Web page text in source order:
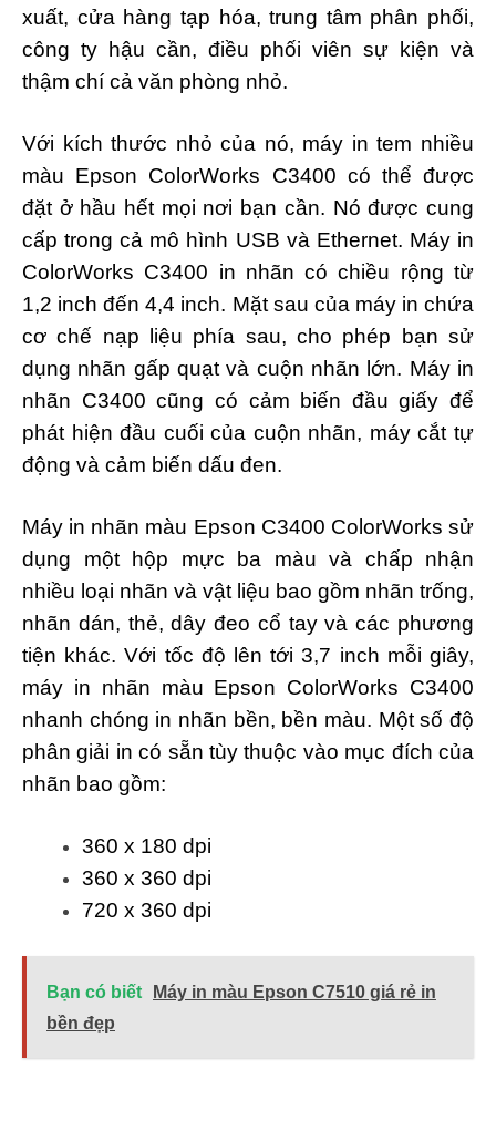
xuất, cửa hàng tạp hóa, trung tâm phân phối,
công ty hậu cần, điều phối viên sự kiện và
thậm chí cả văn phòng nhỏ.
Với kích thước nhỏ của nó, máy in tem nhiều
màu Epson ColorWorks C3400 có thể được
đặt ở hầu hết mọi nơi bạn cần. Nó được cung
cấp trong cả mô hình USB và Ethernet. Máy in
ColorWorks C3400 in nhãn có chiều rộng từ
1,2 inch đến 4,4 inch. Mặt sau của máy in chứa
cơ chế nạp liệu phía sau, cho phép bạn sử
dụng nhãn gấp quạt và cuộn nhãn lớn. Máy in
nhãn C3400 cũng có cảm biến đầu giấy để
phát hiện đầu cuối của cuộn nhãn, máy cắt tự
động và cảm biến dấu đen.
Máy in nhãn màu Epson C3400 ColorWorks sử
dụng một hộp mực ba màu và chấp nhận
nhiều loại nhãn và vật liệu bao gồm nhãn trống,
nhãn dán, thẻ, dây đeo cổ tay và các phương
tiện khác. Với tốc độ lên tới 3,7 inch mỗi giây,
máy in nhãn màu Epson ColorWorks C3400
nhanh chóng in nhãn bền, bền màu. Một số độ
phân giải in có sẵn tùy thuộc vào mục đích của
nhãn bao gồm:
360 x 180 dpi
360 x 360 dpi
720 x 360 dpi
Bạn có biết
Máy in màu Epson C7510 giá rẻ in
bền đẹp